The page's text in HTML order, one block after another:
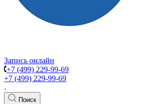
Запись онлайн
+7 (499) 229-99-69
+7 (499) 229-99-69
Поиск